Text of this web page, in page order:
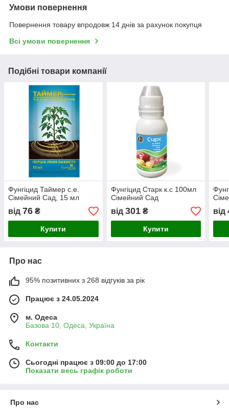
Умови повернення
Повернення товару впродовж 14 днів за рахунок покупця
Всі умови повернення
Подібні товари компанії
Фунгіцид Таймер с.е.
Сімейний Сад, 15 мл
від 76 ₴
Купити
Фунгіцид Старк к.с 100мл
Сімейний Сад
від 301₴
Купити
від
Про нас
95% позитивних з 268 відгуків за рік
Працює з 24.05.2024
м. Одеса
Базова 10, Одеса, Україна
Контакти
Сьогодні працює з 09:00 до 17:00
Показати весь графік роботи
Про нас